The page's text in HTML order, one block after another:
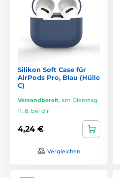
Silikon Soft Case für
AirPods Pro, Blau (Hülle
C)
Versandbereit, am Dienstag
11. 8. bei dir
4,24 €
Vergleichen